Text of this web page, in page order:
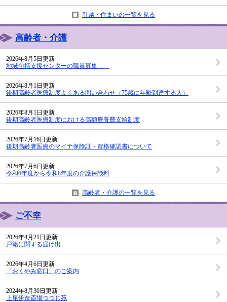
引越・住まいの一覧を見る
高齢者・介護
2026年8月5日更新
地域包括支援センターの職員募集
2026年8月1日更新
後期高齢者医療制度よくある問い合わせ（75歳に年齢到達する人）
2026年8月1日更新
後期高齢者医療制度における高額療養費支給制度
2026年7月16日更新
後期高齢者医療のマイナ保険証・資格確認書について
2026年7月6日更新
令和6年度から令和8年度の介護保険料
高齢者・介護の一覧を見る
ご不幸
2026年4月21日更新
戸籍に関する届け出
2026年4月6日更新
「おくやみ窓口」のご案内
2024年8月30日更新
上尾伊奈斎場つつじ苑